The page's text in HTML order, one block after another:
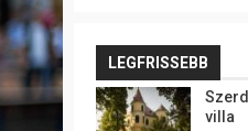
LEGFRISSEBB
villa